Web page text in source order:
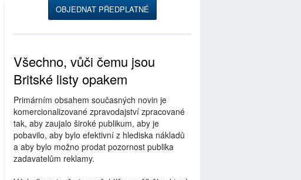
OBJEDNAT PŘEDPLATNÉ
Všechno, vůči čemu jsou
Britské listy opakem
Primárním obsahem současných novin je
komercionalizované zpravodajství zpracované
tak, aby zaujalo široké publikum, aby je
pobavilo, aby bylo efektivní z hlediska nákladů
a aby bylo možno prodat pozornost publika
zadavatelům reklamy.